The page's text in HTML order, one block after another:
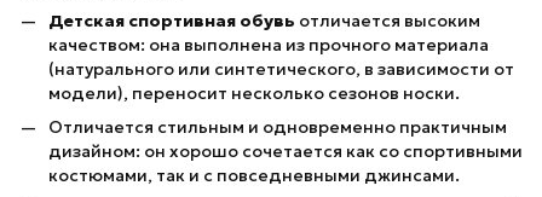
Детская спортивная обувь отличается высоким
качеством: она выполнена из прочного материала
(натурального или синтетического, в зависимости от
модели), переносит несколько сезонов носки.
Отличается стильным и одновременно практичным
дизайном: он хорошо сочетается как со спортивными
костюмами, так и с повседневными джинсами.